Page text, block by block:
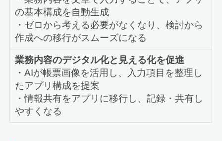
の基本構成を自動生成
・ゼロから考える必要がなくなり、検討から
作成への移行がスムーズになる
業務内容のデジタル化と見える化を促進
・AIが帳票画像を活用し、入力項目を整理し
たアプリ構成を提案
・情報共有をアプリに移行し、記録・共有し
やすくなる